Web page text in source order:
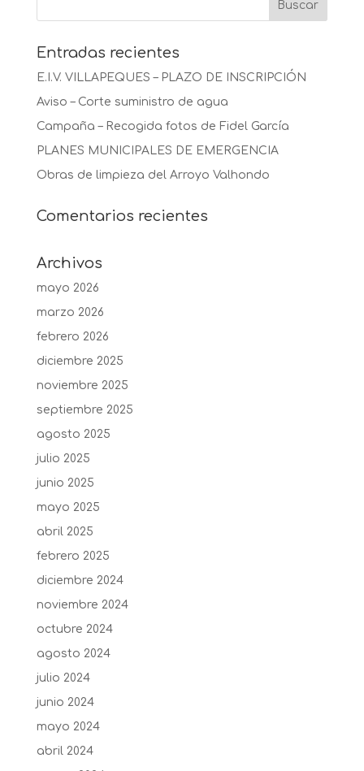
Entradas recientes
E.I.V. VILLAPEQUES – PLAZO DE INSCRIPCIÓN
Aviso – Corte suministro de agua
Campaña – Recogida fotos de Fidel García
PLANES MUNICIPALES DE EMERGENCIA
Obras de limpieza del Arroyo Valhondo
Comentarios recientes
Archivos
mayo 2026
marzo 2026
febrero 2026
diciembre 2025
noviembre 2025
septiembre 2025
agosto 2025
julio 2025
junio 2025
mayo 2025
abril 2025
febrero 2025
diciembre 2024
noviembre 2024
octubre 2024
agosto 2024
julio 2024
junio 2024
mayo 2024
abril 2024